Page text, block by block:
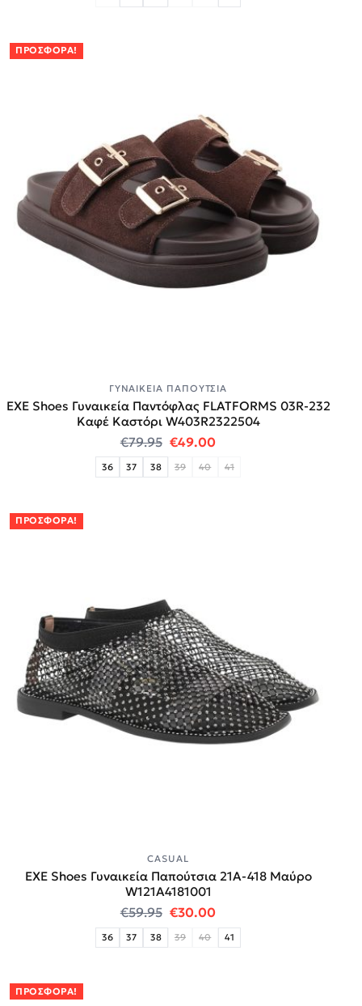
ΠΡΟΣΦΟΡΆ!
ΓΥΝΑΙΚΕΊΑ ΠΑΠΟΎΤΣΙΑ
EXE Shoes Γυναικεία Παντόφλας FLATFORMS 03R-232
Καφέ Καστόρι W403R2322504
€79.95 Original price was: €79.95.
€49.00Η τρέχουσα τιμή
36 37 38 39 40 41
ΠΡΟΣΦΟΡΆ!
CASUAL
EXE Shoes Γυναικεία Παπούτσια 21A-418 Μαύρο
W121A4181001
€59.95 Original price was: €59.95.
€30.00Η τρέχουσα τιμή
36 37 38 39 40 41
ΠΡΟΣΦΟΡΆ!